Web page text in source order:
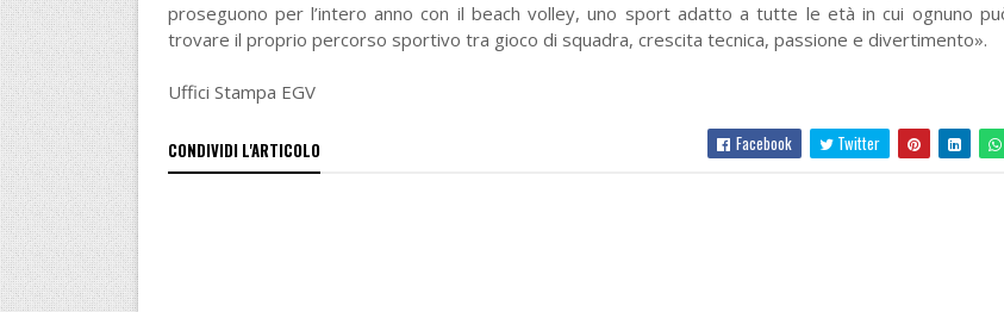
proseguono per l’intero anno con il beach volley, uno sport adatto a tutte le età in cui ognuno
trovare il proprio percorso sportivo tra gioco di squadra, crescita tecnica, passione e divertimento».
Uffici Stampa EGV
CONDIVIDI L'ARTICOLO Facebook Twitter